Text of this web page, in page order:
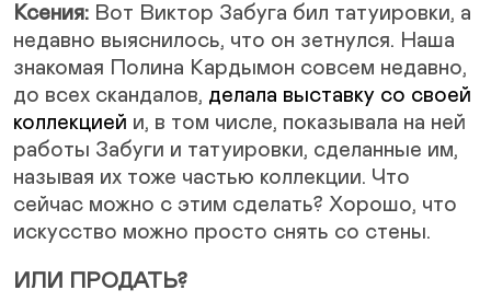
Ксения: Вот Виктор Забуга бил татуировки, а
недавно выяснилось, что он зетнулся. Наша
знакомая Полина Кардымон совсем недавно,
до всех скандалов, делала выставку со своей
коллекцией и, в том числе, показывала на ней
работы Забуги и татуировки, сделанные им,
называя их тоже частью коллекции. Что
сейчас можно с этим сделать? Хорошо, что
искусство можно просто снять со стены.
ИЛИ ПРОДАТЬ?